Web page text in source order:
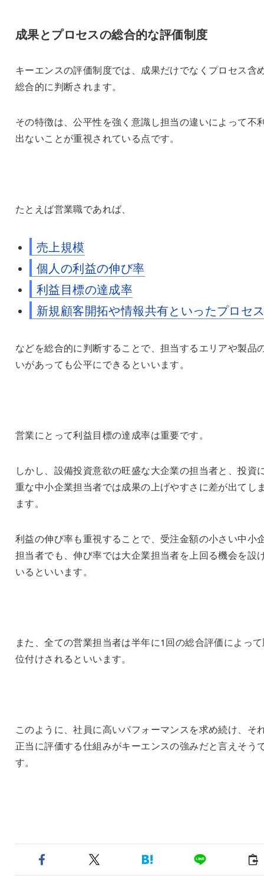
成果とプロセスの総合的な評価制度
キーエンスの評価制度では、成果だけでなくプロセス含
総合的に判断されます。
その特徴は、公平性を強く意識し担当の違いによって不
出ないことが重視されている点です。
たとえば営業職であれば、
売上規模
個人の利益の伸び率
利益目標の達成率
新規顧客開拓や情報共有といったプロセ
などを総合的に判断することで、担当するエリアや製品
いがあっても公平にできるといいます。
営業にとって利益目標の達成率は重要です。
しかし、設備投資意欲の旺盛な大企業の担当者と、投資
重な中小企業担当者では成果の上げやすさに差が出てし
ます。
利益の伸び率も重視することで、受注金額の小さい中小
担当者でも、伸び率では大企業担当者を上回る機会を設
いるといいます。
また、全ての営業担当者は半年に1回の総合評価によっ
位付けされるといいます。
このように、社員に高いパフォーマンスを求め続け、そ
正当に評価する仕組みがキーエンスの強みだと言えそう
す。